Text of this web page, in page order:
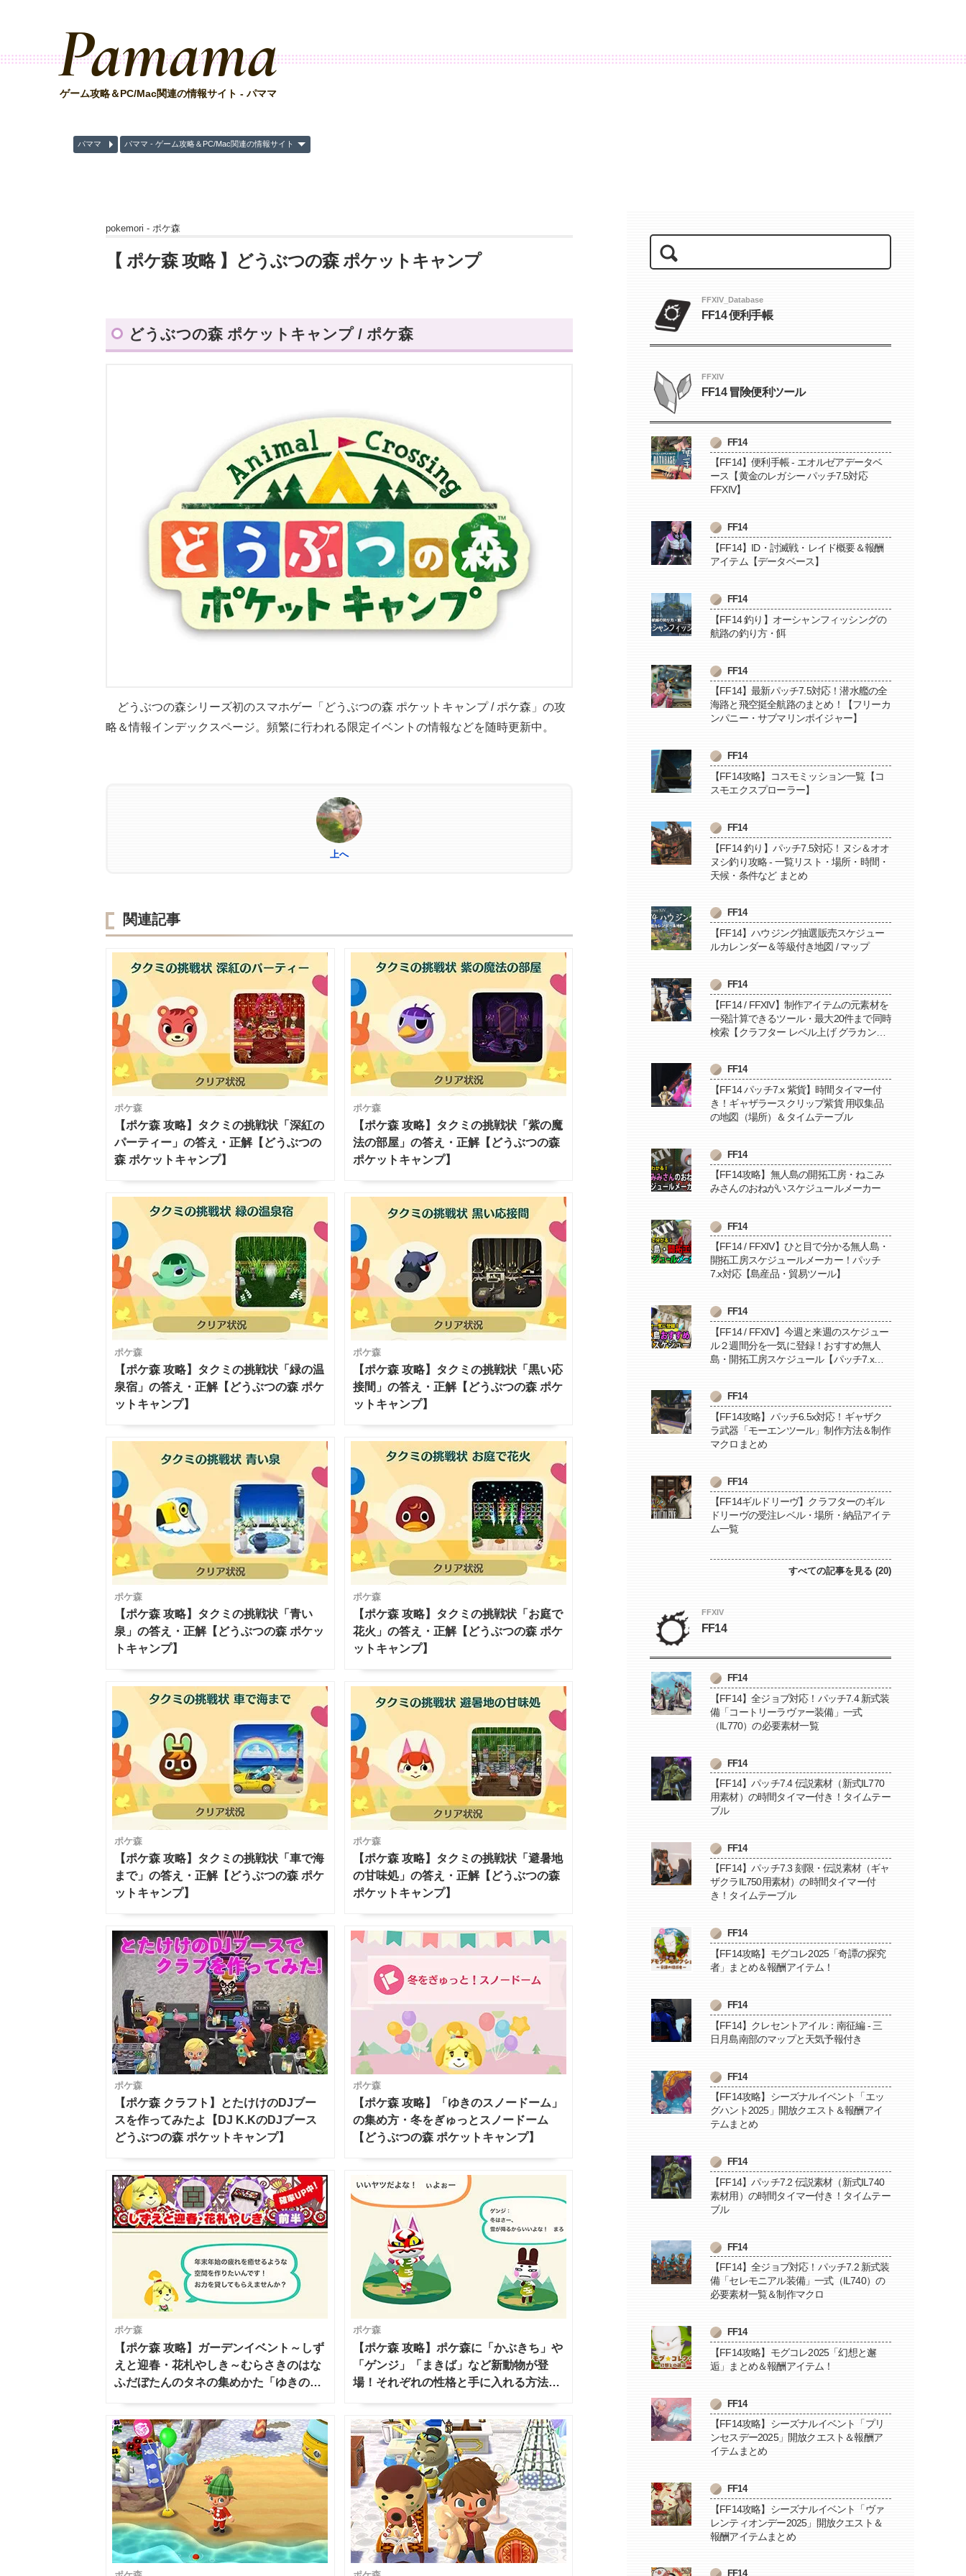
Pamama
ゲーム攻略＆PC/Mac関連の情報サイト - パママ
パママ パママ - ゲーム攻略＆PC/Mac関連の情報サイト
pokemori - ポケ森
【 ポケ森 攻略 】どうぶつの森 ポケットキャンプ
どうぶつの森 ポケットキャンプ / ポケ森
どうぶつの森シリーズ初のスマホゲー「どうぶつの森 ポケットキャンプ / ポケ森」の攻
略＆情報インデックスページ。頻繁に行われる限定イベントの情報などを随時更新中。
上へ
関連記事
ポケ森
【ポケ森 攻略】タクミの挑戦状「深紅の
パーティー」の答え・正解【どうぶつの
森 ポケットキャンプ】
ポケ森
【ポケ森 攻略】タクミの挑戦状「紫の魔
法の部屋」の答え・正解【どうぶつの森
ポケットキャンプ】
ポケ森
【ポケ森 攻略】タクミの挑戦状「緑の温
泉宿」の答え・正解【どうぶつの森 ポケ
ットキャンプ】
ポケ森
【ポケ森 攻略】タクミの挑戦状「黒い応
接間」の答え・正解【どうぶつの森 ポケ
ットキャンプ】
ポケ森
【ポケ森 攻略】タクミの挑戦状「青い
泉」の答え・正解【どうぶつの森 ポケッ
トキャンプ】
ポケ森
【ポケ森 攻略】タクミの挑戦状「お庭で
花火」の答え・正解【どうぶつの森 ポケ
ットキャンプ】
ポケ森
【ポケ森 攻略】タクミの挑戦状「車で海
まで」の答え・正解【どうぶつの森 ポケ
ットキャンプ】
ポケ森
【ポケ森 攻略】タクミの挑戦状「避暑地
の甘味処」の答え・正解【どうぶつの森
ポケットキャンプ】
ポケ森
【ポケ森 クラフト】とたけけのDJブー
スを作ってみたよ【DJ K.KのDJブース
どうぶつの森 ポケットキャンプ】
ポケ森
【ポケ森 攻略】「ゆきのスノードーム」
の集め方・冬をぎゅっとスノードーム
【どうぶつの森 ポケットキャンプ】
ポケ森
【ポケ森 攻略】ガーデンイベント～しず
えと迎春・花札やしき～むらさきのはな
ふだぼたんのタネの集めかた「ゆきのス
うぶつの森 アプリ ポケットキャンプ】
ポケ森
【ポケ森 攻略】ポケ森に「かぶきち」や
「ゲンジ」「まきば」など新動物が登
場！それぞれの性格と手に入れる方法を
FFXIV_Database
FF14 便利手帳
FFXIV
FF14 冒険便利ツール
FF14
【FF14】便利手帳 - エオルゼアデータベ
ース【黄金のレガシー パッチ7.5対応
FFXIV】
FF14
【FF14】ID・討滅戦・レイド概要＆報酬
アイテム【データベース】
FF14
【FF14 釣り】オーシャンフィッシングの
航路の釣り方・餌
FF14
【FF14】最新パッチ7.5対応！潜水艦の全
海路と飛空挺全航路のまとめ！【フリーカ
ンパニー・サブマリンボイジャー】
FF14
【FF14攻略】コスモミッション一覧【コ
スモエクスプローラー】
FF14
【FF14 釣り】パッチ7.5対応！ヌシ＆オオ
ヌシ釣り攻略 - 一覧リスト・場所・時間・
天候・条件など まとめ
FF14
【FF14】ハウジング抽選販売スケジュー
ルカレンダー＆等級付き地図 / マップ
FF14
【FF14 / FFXIV】制作アイテムの元素材を
一発計算できるツール・最大20件まで同時
検索【クラフター レベル上げ グラカン納
FF14
【FF14 パッチ7.x 紫貨】時間タイマー付
き！ギャザラースクリップ紫貨 用収集品
の地図（場所）＆タイムテーブル
FF14
【FF14攻略】無人島の開拓工房・ねこみ
みさんのおねがいスケジュールメーカー
FF14
【FF14 / FFXIV】ひと目で分かる無人島・
開拓工房スケジュールメーカー！パッチ
7.x対応【島産品・貿易ツール】
FF14
【FF14 / FFXIV】今週と来週のスケジュー
ル２週間分を一気に登録！おすすめ無人
島・開拓工房スケジュール【パッチ7.x対
FF14
【FF14攻略】パッチ6.5x対応！ギャザク
ラ武器「モーエンツール」制作方法＆制作
マクロまとめ
FF14
【FF14ギルドリーヴ】クラフターのギル
ドリーヴの受注レベル・場所・納品アイテ
ム一覧
すべての記事を見る (20)
FFXIV
FF14
FF14
【FF14】全ジョブ対応！パッチ7.4 新式装
備「コートリーラヴァー装備」一式
（IL770）の必要素材一覧
FF14
【FF14】パッチ7.4 伝説素材（新式IL770
用素材）の時間タイマー付き！タイムテー
ブル
FF14
【FF14】パッチ7.3 刻限・伝説素材（ギャ
ザクラIL750用素材）の時間タイマー付
き！タイムテーブル
FF14
【FF14攻略】モグコレ2025「奇譚の探究
者」まとめ＆報酬アイテム！
FF14
【FF14】クレセントアイル：南征編 - 三
日月島南部のマップと天気予報付き
FF14
【FF14攻略】シーズナルイベント「エッ
グハント2025」開放クエスト＆報酬アイ
テムまとめ
FF14
【FF14】パッチ7.2 伝説素材（新式IL740
素材用）の時間タイマー付き！タイムテー
ブル
FF14
【FF14】全ジョブ対応！パッチ7.2 新式装
備「セレモニアル装備」一式（IL740）の
必要素材一覧＆制作マクロ
FF14
【FF14攻略】モグコレ2025「幻想と邂
逅」まとめ＆報酬アイテム！
FF14
【FF14攻略】シーズナルイベント「プリ
ンセスデー2025」開放クエスト＆報酬ア
イテムまとめ
FF14
【FF14攻略】シーズナルイベント「ヴァ
レンティオンデー2025」開放クエスト＆
報酬アイテムまとめ